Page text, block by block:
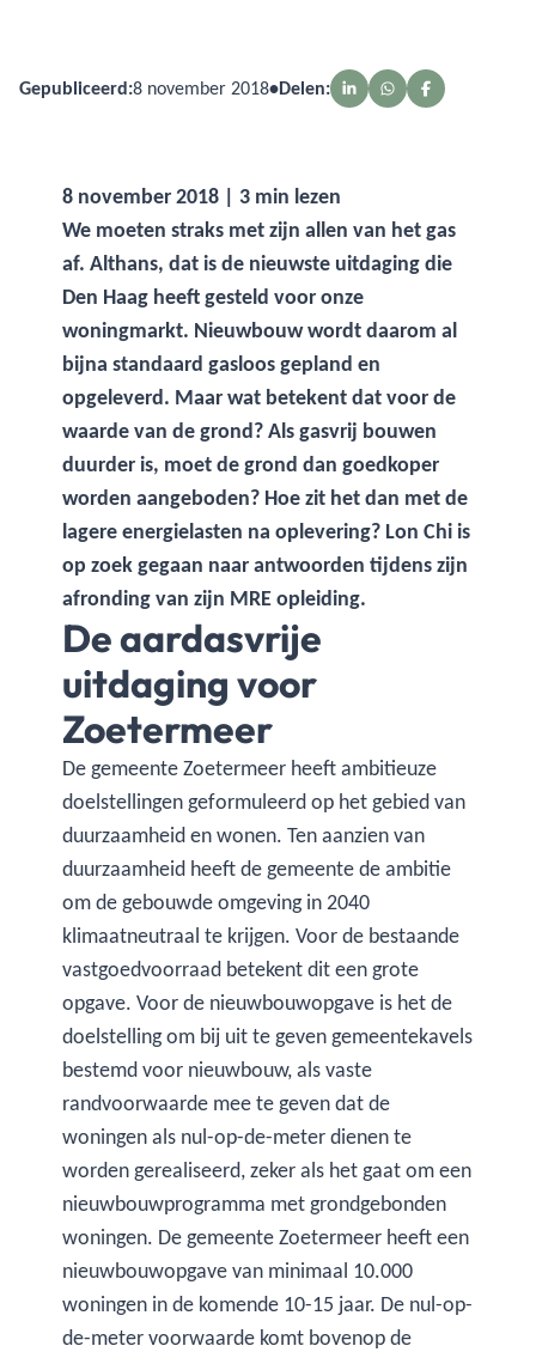
Gepubliceerd:8 november 2018•Delen:
8 november 2018 | 3 min lezen
We moeten straks met zijn allen van het gas
af. Althans, dat is de nieuwste uitdaging die
Den Haag heeft gesteld voor onze
woningmarkt. Nieuwbouw wordt daarom al
bijna standaard gasloos gepland en
opgeleverd. Maar wat betekent dat voor de
waarde van de grond? Als gasvrij bouwen
duurder is, moet de grond dan goedkoper
worden aangeboden? Hoe zit het dan met de
lagere energielasten na oplevering? Lon Chi is
op zoek gegaan naar antwoorden tijdens zijn
afronding van zijn MRE opleiding.
De aardasvrije
uitdaging voor
Zoetermeer
De gemeente Zoetermeer heeft ambitieuze
doelstellingen geformuleerd op het gebied van
duurzaamheid en wonen. Ten aanzien van
duurzaamheid heeft de gemeente de ambitie
om de gebouwde omgeving in 2040
klimaatneutraal te krijgen. Voor de bestaande
vastgoedvoorraad betekent dit een grote
opgave. Voor de nieuwbouwopgave is het de
doelstelling om bij uit te geven gemeentekavels
bestemd voor nieuwbouw, als vaste
randvoorwaarde mee te geven dat de
woningen als nul-op-de-meter dienen te
worden gerealiseerd, zeker als het gaat om een
nieuwbouwprogramma met grondgebonden
woningen. De gemeente Zoetermeer heeft een
nieuwbouwopgave van minimaal 10.000
woningen in de komende 10-15 jaar. De nul-op-
de-meter voorwaarde komt bovenop de